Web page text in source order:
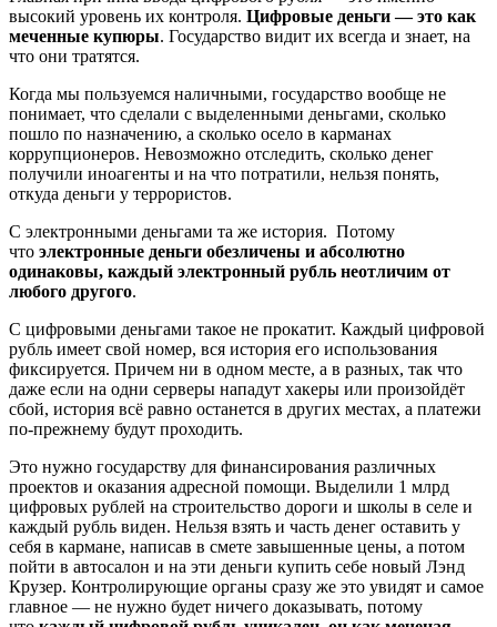
высокий уровень их контроля. Цифровые деньги — это как
меченные купюры. Государство видит их всегда и знает, на
что они тратятся.
Когда мы пользуемся наличными, государство вообще не
понимает, что сделали с выделенными деньгами, сколько
пошло по назначению, а сколько осело в карманах
коррупционеров. Невозможно отследить, сколько денег
получили иноагенты и на что потратили, нельзя понять,
откуда деньги у террористов.
С электронными деньгами та же история. Потому
что электронные деньги обезличены и абсолютно
одинаковы, каждый электронный рубль неотличим от
любого другого.
С цифровыми деньгами такое не прокатит. Каждый цифровой
рубль имеет свой номер, вся история его использования
фиксируется. Причем ни в одном месте, а в разных, так что
даже если на одни серверы нападут хакеры или произойдёт
сбой, история всё равно останется в других местах, а платежи
по-прежнему будут проходить.
Это нужно государству для финансирования различных
проектов и оказания адресной помощи. Выделили 1 млрд
цифровых рублей на строительство дороги и школы в селе и
каждый рубль виден. Нельзя взять и часть денег оставить у
себя в кармане, написав в смете завышенные цены, а потом
пойти в автосалон и на эти деньги купить себе новый Лэнд
Крузер. Контролирующие органы сразу же это увидят и самое
главное — не нужно будет ничего доказывать, потому